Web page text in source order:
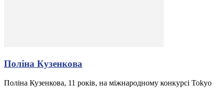
Поліна Кузенкова
Поліна Кузенкова, 11 років, на міжнародному конкурсі Tokyo